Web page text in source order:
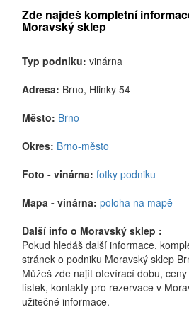
Zde najdeš kompletní
Moravský sklep
Typ podniku: vinárna
Adresa: Brno, Hlinky 54
Město: Brno
Okres: Brno-město
Foto - vinárna: fotky podniku
Mapa - vinárna: poloha na mapě
Další info o Moravský sklep :
Pokud hledáš další informace,
stránek o podniku Moravský sklep
Můžeš zde najít otevírací dobu,
lístek, kontakty pro rezervace v
užitečné informace.